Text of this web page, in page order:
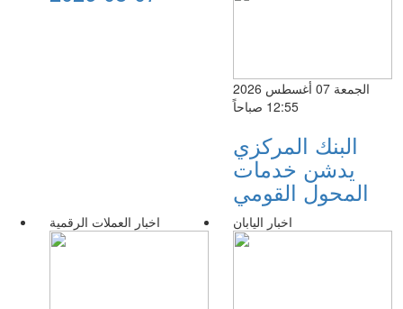
الجمعة 07 أغسطس 2026
12:55 صباحاً
البنك المركزي
يدشن خدمات
المحول القومي
اخبار العملات الرقمية اخبار اليابان